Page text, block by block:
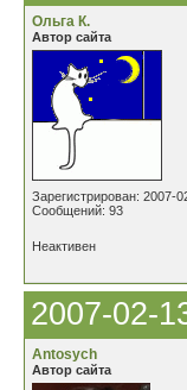
Ольга К.
Автор сайта
Зарегистрирован: 2007-
Сообщений: 93
Неактивен
2007-02-
Antosych
Автор сайта